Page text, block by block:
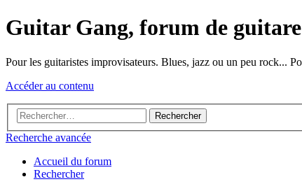
Guitar Gang, forum de
Pour les guitaristes improvisateurs. Blues, jazz ou un peu rock...
Accéder au contenu
Rechercher
Recherche avancée
Accueil du forum
Rechercher